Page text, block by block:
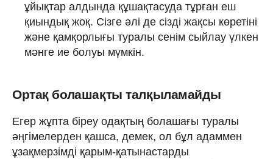
ұйықтар алдында құшақтасуда тұрған еш
қиындық жоқ. Сізге әлі де сізді жақсы көретіні
және қамқорлығы туралы сенім сыйлау үлкен
мәнге ие болуы мүмкін.
Ортақ болашақты талқыламайды
Егер жұпта біреу одақтың болашағы туралы
әңгімелерден қашса, демек, ол бұл адаммен
ұзақмерзімді қарым-қатынастарды